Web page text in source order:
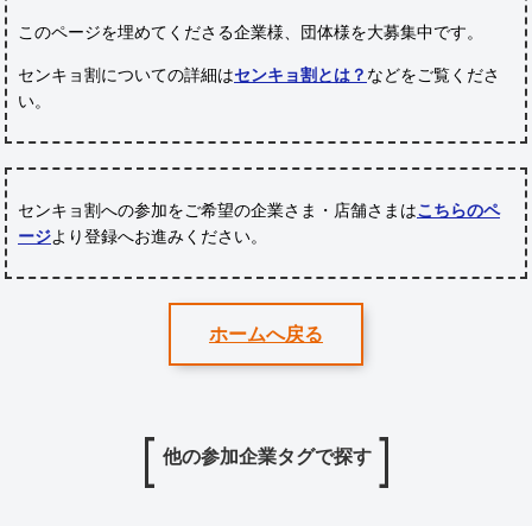
このページを埋めてくださる企業様、団体様を大募集中です。
センキョ割についての詳細はセンキョ割とは？ などをご覧くださ
い。
センキョ割への参加をご希望の企業さま・店舗さまはこちらのペ
ージより登録へお進みください。
ホームへ戻る
他の参加企業タグで探す